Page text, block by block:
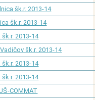
šk.r. 2013-14
šk.r. 2013-14
2013-14
šk.r. 2013-14
2013-14
2013-14
COMMAT